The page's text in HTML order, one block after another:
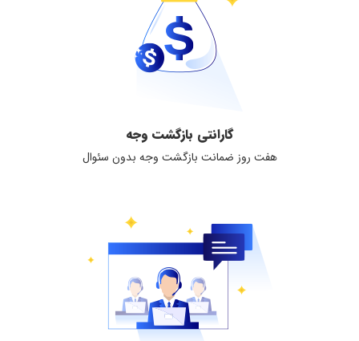
گارانتی بازگشت وجه
هفت روز ضمانت بازگشت وجه بدون سئوال